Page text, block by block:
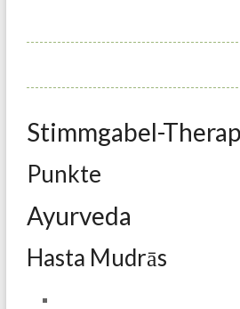
Stimmgabel-
Punkte
Ayurveda
Hasta Mudrās